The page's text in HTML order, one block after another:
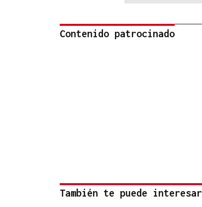
Contenido patrocinado
También te puede interesar